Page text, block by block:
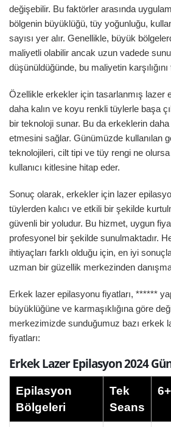
değişebilir. Bu faktörler arasında
bölgenin büyüklüğü, tüy yoğunluğu,
sayısı yer alır. Genellikle, büyük
maliyetli olabilir ancak uzun vadede
düşünüldüğünde, bu maliyetin
Özellikle erkekler için tasarlanmış lazer
daha kalın ve koyu renkli tüylerle başa
bir teknoloji sunar. Bu da erkeklerin
etmesini sağlar. Günümüzde kullanılan
teknolojileri, cilt tipi ve tüy rengi ne
kullanıcı kitlesine hitap eder.
Sonuç olarak, erkekler için lazer
tüylerden kalıcı ve etkili bir şekilde
güvenli bir yoludur. Bu hizmet, uygun
profesyonel bir şekilde sunulmaktadır.
ihtiyaçları farklı olduğu için, en iyi
uzman bir güzellik merkezinden
Erkek lazer epilasyonu fiyatları, ******
büyüklüğüne ve karmaşıklığına göre
merkezimizde sunduğumuz bazı erkek
fiyatları:
Erkek Lazer Epilasyon 2024
Epilasyon
Bölgeleri
Tek
Seans